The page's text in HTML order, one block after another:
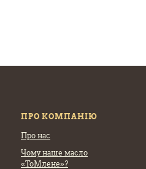
ПРО КОМПАНІЮ
Про нас
Чому наше масло
«ТоМлене»?